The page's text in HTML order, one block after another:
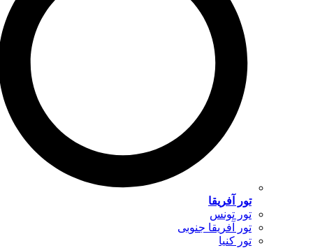
تور آفریقا
تور تونس
تور آفریقا جنوبی
تور کنیا